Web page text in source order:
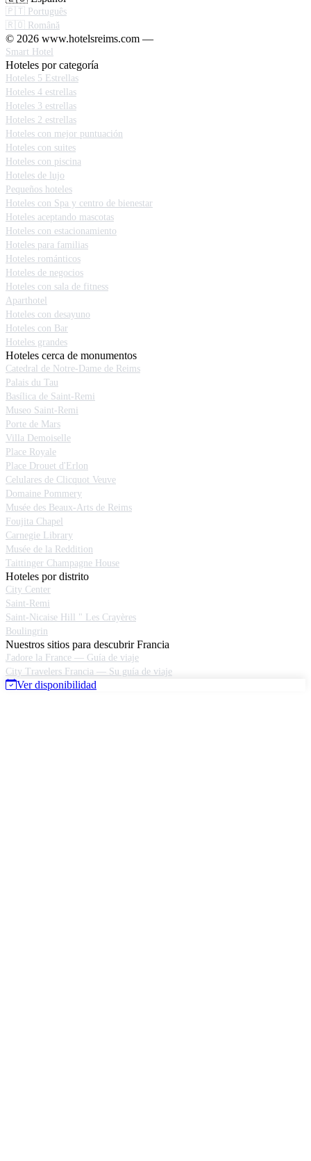
🇵🇹 Português
🇷🇴 Română
© 2026 www.hotelsreims.com —
Smart Hotel
Hoteles por categoría
Hoteles 5 Estrellas
Hoteles 4 estrellas
Hoteles 3 estrellas
Hoteles 2 estrellas
Hoteles con mejor puntuación
Hoteles con suites
Hoteles con piscina
Hoteles de lujo
Pequeños hoteles
Hoteles con Spa y centro de bienestar
Hoteles aceptando mascotas
Hoteles con estacionamiento
Hoteles para familias
Hoteles románticos
Hoteles de negocios
Hoteles con sala de fitness
Aparthotel
Hoteles con desayuno
Hoteles con Bar
Hoteles grandes
Hoteles cerca de monumentos
Catedral de Notre-Dame de Reims
Palais du Tau
Basílica de Saint-Remi
Museo Saint-Remi
Porte de Mars
Villa Demoiselle
Place Royale
Place Drouet d'Erlon
Celulares de Clicquot Veuve
Domaine Pommery
Musée des Beaux-Arts de Reims
Foujita Chapel
Carnegie Library
Musée de la Reddition
Taittinger Champagne House
Hoteles por distrito
City Center
Saint-Remi
Saint-Nicaise Hill " Les Crayères
Boulingrin
Nuestros sitios para descubrir Francia
J'adore la France — Guía de viaje
City Travelers Francia — Su guía de viaje
Ver disponibilidad